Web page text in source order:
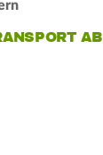
AB